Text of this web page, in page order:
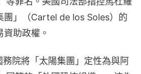
團」（Cartel de los Soles）的
助政權。
務院將「太陽集團」定性為與阿